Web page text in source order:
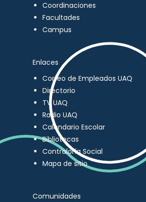
Coordinaciones
Facultades
Campus
Enlaces
Correo de Empleados UAQ
Directorio
TV UAQ
Radio UAQ
Calendario Escolar
Bibliotecas
Contraloría Social
Mapa de sitio
Comunidades